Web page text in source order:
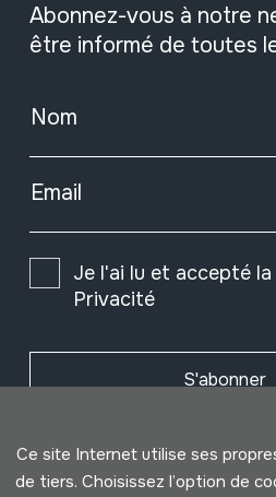
Abonnez-vous à notre
être informé de toutes
Nom
Email
Je l'ai lu et accepté la
Privacité
S'abonner
Ce site Internet utilise ses
de tiers. Choisissez l’option de